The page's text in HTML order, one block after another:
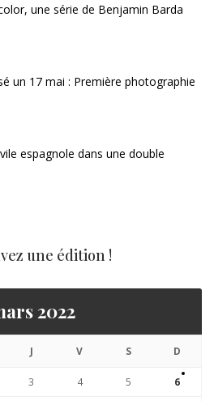
une série de Benjamin Barda
un 17 mai : Première photographie
espagnole dans une double
une édition !
2022
J V S D
3 4 5 6